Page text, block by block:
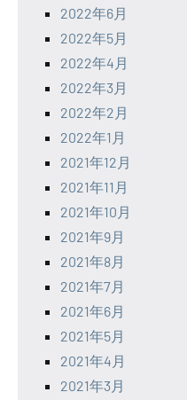
2022年6月
2022年5月
2022年4月
2022年3月
2022年2月
2022年1月
2021年12月
2021年11月
2021年10月
2021年9月
2021年8月
2021年7月
2021年6月
2021年5月
2021年4月
2021年3月